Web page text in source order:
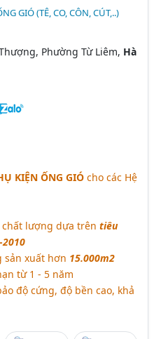
GIÓ (TÊ, CO, CÔN, CÚT,..)
Phường Từ Liêm, Hà
KIỆN ỐNG GIÓ cho các Hệ
lượng dựa trêntiêu
2010
xuất hơn 15.000m2
từ 1 - 5 năm
độ cứng, độ bền cao, khả